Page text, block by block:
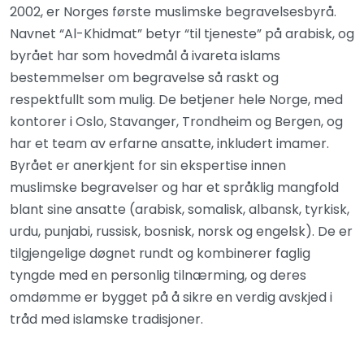
2002, er Norges første muslimske begravelsesbyrå.
Navnet “Al-Khidmat” betyr “til tjeneste” på arabisk, og
byrået har som hovedmål å ivareta islams
bestemmelser om begravelse så raskt og
respektfullt som mulig. De betjener hele Norge, med
kontorer i Oslo, Stavanger, Trondheim og Bergen, og
har et team av erfarne ansatte, inkludert imamer.
Byrået er anerkjent for sin ekspertise innen
muslimske begravelser og har et språklig mangfold
blant sine ansatte (arabisk, somalisk, albansk, tyrkisk,
urdu, punjabi, russisk, bosnisk, norsk og engelsk). De er
tilgjengelige døgnet rundt og kombinerer faglig
tyngde med en personlig tilnærming, og deres
omdømme er bygget på å sikre en verdig avskjed i
tråd med islamske tradisjoner.